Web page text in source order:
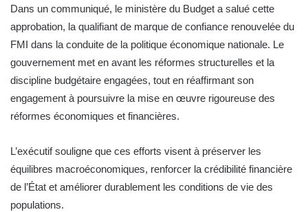
Dans un communiqué, le ministère du Budget a salué cette
approbation, la qualifiant de marque de confiance renouvelée du
FMI dans la conduite de la politique économique nationale. Le
gouvernement met en avant les réformes structurelles et la
discipline budgétaire engagées, tout en réaffirmant son
engagement à poursuivre la mise en œuvre rigoureuse des
réformes économiques et financières.
L’exécutif souligne que ces efforts visent à préserver les
équilibres macroéconomiques, renforcer la crédibilité financière
de l’État et améliorer durablement les conditions de vie des
populations.